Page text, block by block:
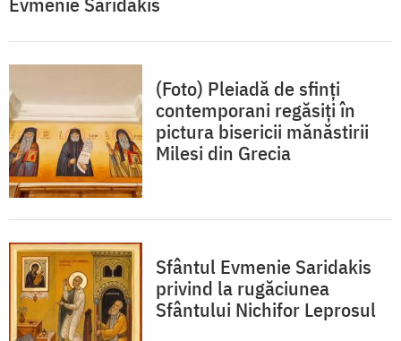
(Foto) Pleiadă de sfinți
contemporani regăsiți în
pictura bisericii mănăstirii
Milesi din Grecia
Sfântul Evmenie Saridakis
privind la rugăciunea
Sfântului Nichifor Leprosul